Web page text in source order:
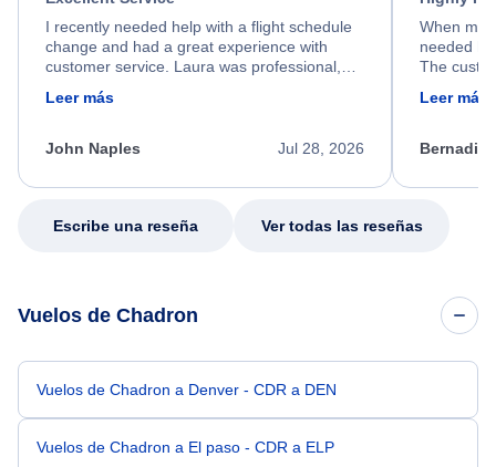
I recently needed help with a flight schedule
change and had a great experience with
customer service. Laura was professional,
friendly, and very helpful throughout the
process. She quickly found a solution and
appreciate her excellent service.
Leer más
Jul 28, 2026
John Naples
When my
needed
The
calm,
my issue.
Leer más
Escribe una reseña Ver todas las reseñas
Vuelos de Chadron
Vuelos de Chadron a Denver - CDR a DEN
Vuelos de Chadron a El paso - CDR a ELP